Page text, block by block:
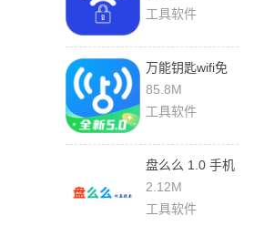
工具软件
万能钥匙wifi免
费版 5.2.18 安
卓版
85.8M
工具软件
盘么么 1.0 手机
版
2.12M
工具软件